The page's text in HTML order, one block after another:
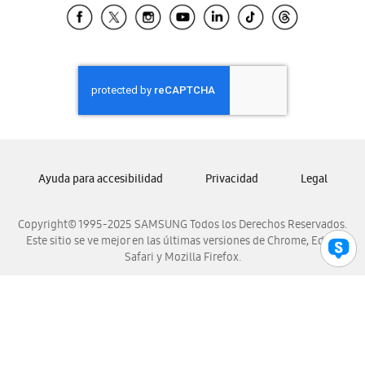
Samsung El Salvador
Samsung Honduras
Samsung Nicaragua
Samsung Panamá
Samsung Venezuela
Copyright© 1995-2025 SAMSUNG Todos los Derechos Reservados.
Este sitio se ve mejor en las últimas versiones de Chrome, Edge,
Safari y Mozilla Firefox.
Ayuda para accesibilidad Privacidad Legal